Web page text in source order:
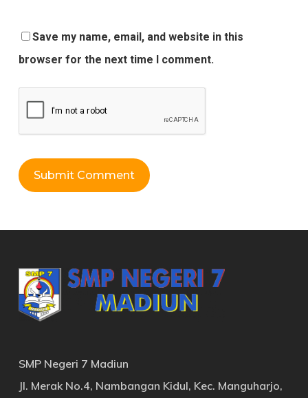
Save my name, email, and website in this
browser for the next time I comment.
SMP Negeri 7 Madiun
Jl. Merak No.4, Nambangan Kidul, Kec. Manguharjo,